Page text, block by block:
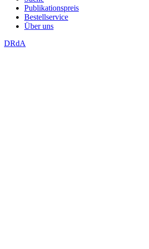
Publikationspreis
Bestellservice
Über uns
DRdA